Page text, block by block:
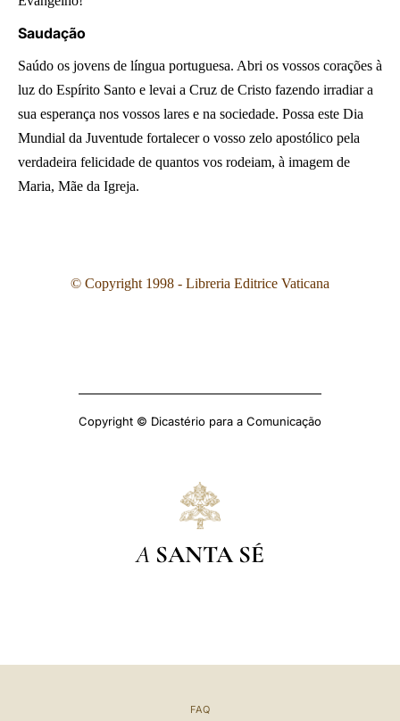
Saudação
Saúdo os jovens de língua portuguesa. Abri os vossos corações à
luz do Espírito Santo e levai a Cruz de Cristo fazendo irradiar a
sua esperança nos vossos lares e na sociedade. Possa este Dia
Mundial da Juventude fortalecer o vosso zelo apostólico pela
verdadeira felicidade de quantos vos rodeiam, à imagem de
Maria, Mãe da Igreja.
© Copyright 1998 - Libreria Editrice Vaticana
Copyright © Dicastério para a Comunicação
A SANTA SÉ
FAQ